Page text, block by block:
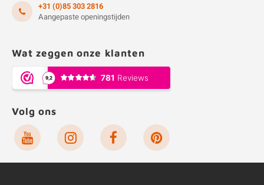
+31 (0)85 303 2816
Aangepaste openingstijden
Wat zeggen onze klanten
Volg ons